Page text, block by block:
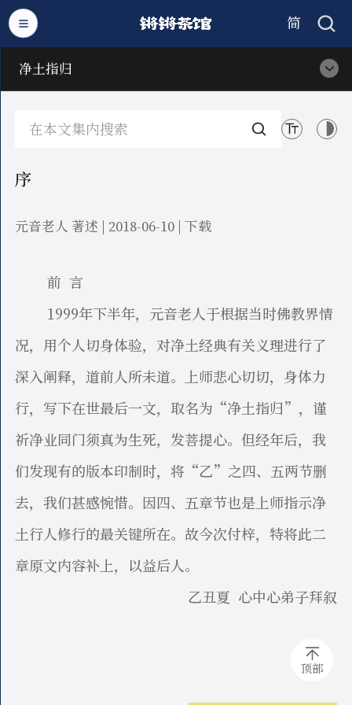
简
繁
净土指归
序
元音老人 著述 | 2018-06-10 |下载
前 言
1999年下半年，元音老人于根据当时佛教界情
况，用个人切身体验，对净土经典有关义理进行了
深入阐释，道前人所未道。上师悲心切切，身体力
行，写下在世最后一文，取名为“净土指归”，谨
祈净业同门须真为生死，发菩提心。但经年后，我
们发现有的版本印制时，将“乙”之四、五两节删
去，我们甚感惋惜。因四、五章节也是上师指示净
土行人修行的最关键所在。故今次付梓，特将此二
章原文内容补上，以益后人。
乙丑夏 心中心弟子拜叙
顶部